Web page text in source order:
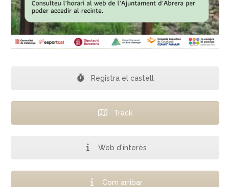
Registra el castell
Track
Web d'interès
Com arribar